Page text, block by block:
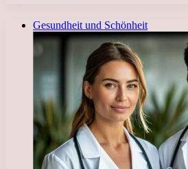
Gesundheit und Schönheit